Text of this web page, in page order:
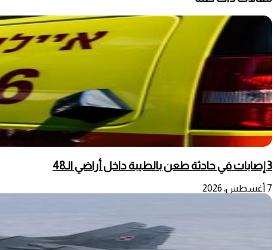
3 إصابات في حادثة طعن بالطيبة داخل أراضي الـ48
7 أغسطس، 2026